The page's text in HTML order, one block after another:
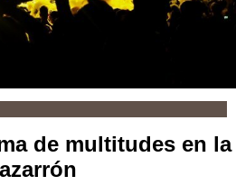
de multitudes en la